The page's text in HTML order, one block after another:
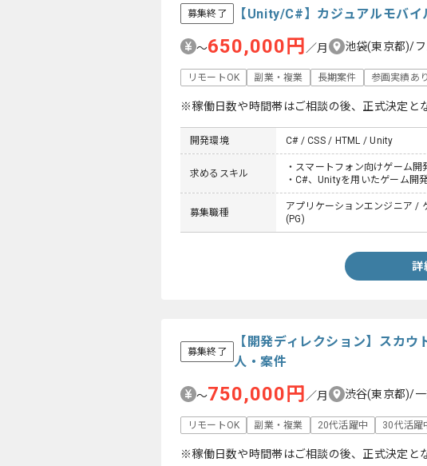
募集終了 【Unity/C#】カジュアルモバ
〜650,000円 ／月 池袋(東京都)/
リモートOK 副業・複業 長期案件 参画実績あり
※稼働日数や時間帯はご相談の後、正式決定と
開発環境 C# / CSS / HTML / Unity
求めるスキル
・スマートフォン向けゲーム開
・C#、Unityを用いたゲーム開
募集職種
アプリケーションエンジニア /
(PG)
詳
募集終了
【開発ディレクション】スカウ
人・案件
〜750,000円 ／月 渋谷(東京都)/
リモートOK 副業・複業 20代活躍中 30代活躍
※稼働日数や時間帯はご相談の後、正式決定と